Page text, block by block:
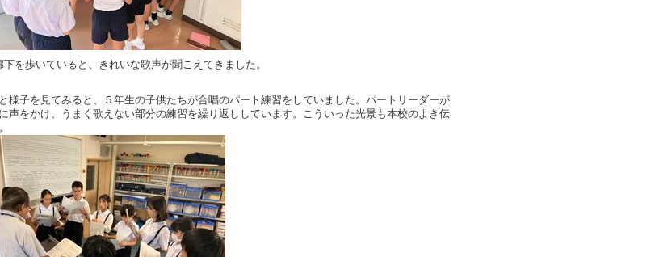
を歩いていると、きれいな歌声が聞こえてきました。
様子を見てみると、５年生の子供たちが合唱のパート練習をしていました。パートリーダーが
声をかけ、うまく歌えない部分の練習を繰り返ししています。こういった光景も本校のよき伝